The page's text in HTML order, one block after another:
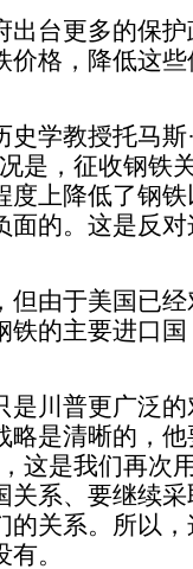
出台更多的保
价格，降低这
学教授托马斯
是，征收钢铁
度上降低了钢
面的。这是反
但由于美国已
铁的主要进口
是川普更广泛
略是清晰的，
这是我们再次
关系、要继续
的关系。所以
。